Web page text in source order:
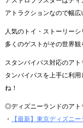
アトラクションなので幅広
人気のトイ・ストーリー
多くのゲストがその世界観
スタンバイパス対応のア
タンバイパスを上手に利
ね！
◎ディズニーランドのアト
・
【最新】東京ディズニ